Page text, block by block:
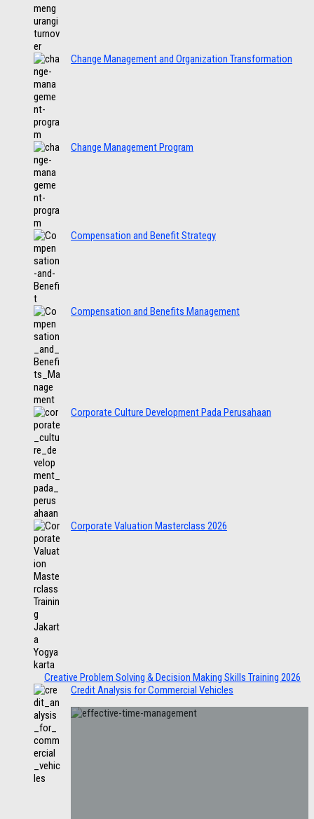
Change Management and Organization Transformation
Change Management Program
Compensation and Benefit Strategy
Compensation and Benefits Management
Corporate Culture Development Pada Perusahaan
Corporate Valuation Masterclass 2026
Creative Problem Solving & Decision Making Skills Training 2026
Credit Analysis for Commercial Vehicles